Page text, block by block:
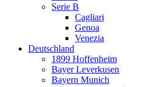
Serie B
Cagliari
Genoa
Venezia
Deutschland
1899 Hoffenheim
Bayer Leverkusen
Bayern Munich